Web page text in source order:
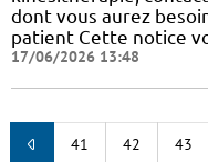
dont vous aurez
patient Cette notice
17/06/2026 13:48
41 42 43